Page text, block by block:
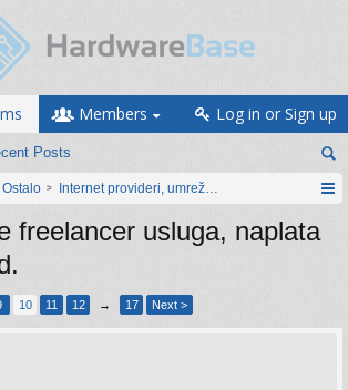
Posts
Members Log in or Sign up
Ostalo Internet provideri, umrežavanje i web servisi
freelancer usluga, naplata
10 11 12 → 17 Next >